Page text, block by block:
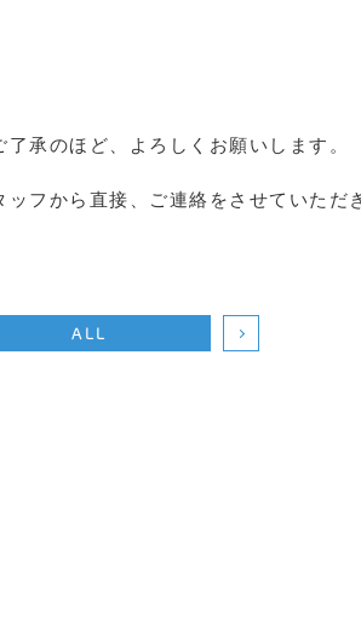
承のほど、よろしくお願いします。
フから直接、ご連絡をさせていただ
ALL